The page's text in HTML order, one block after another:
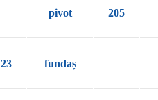
pivot 205
23 fundaș